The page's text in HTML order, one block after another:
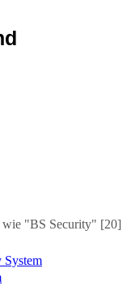
wie "BS Security" [20]
System